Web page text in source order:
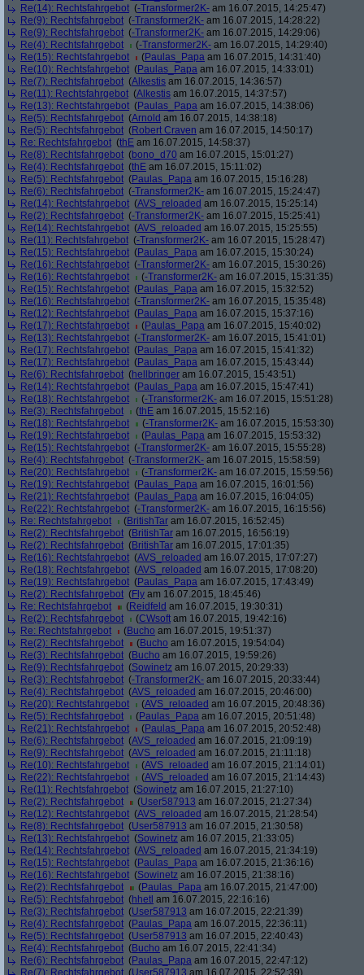
Re(14): Rechtsfahrgebot (-Transformer2K- am 16.07.2015, 14:25:47)
Re(9): Rechtsfahrgebot (-Transformer2K- am 16.07.2015, 14:28:22)
Re(9): Rechtsfahrgebot (-Transformer2K- am 16.07.2015, 14:29:06)
Re(4): Rechtsfahrgebot
(-Transformer2K- am 16.07.2015, 14:29:40)
Re(15): Rechtsfahrgebot
(Paulas_Papa am 16.07.2015, 14:31:40)
Re(10): Rechtsfahrgebot (Paulas_Papa am 16.07.2015, 14:33:01)
Re(7): Rechtsfahrgebot (Alkestis am 16.07.2015, 14:36:57)
Re(11): Rechtsfahrgebot (Alkestis am 16.07.2015, 14:37:57)
Re(13): Rechtsfahrgebot (Paulas_Papa am 16.07.2015, 14:38:06)
Re(5): Rechtsfahrgebot (Arnold am 16.07.2015, 14:38:18)
Re(5): Rechtsfahrgebot (Robert Craven am 16.07.2015, 14:50:17)
Re: Rechtsfahrgebot (thE am 16.07.2015, 14:58:37)
Re(8): Rechtsfahrgebot (bono_d70 am 16.07.2015, 15:01:27)
Re(4): Rechtsfahrgebot (thE am 16.07.2015, 15:11:02)
Re(5): Rechtsfahrgebot (Paulas_Papa am 16.07.2015, 15:16:28)
Re(6): Rechtsfahrgebot (-Transformer2K- am 16.07.2015, 15:24:47)
Re(14): Rechtsfahrgebot (AVS_reloaded am 16.07.2015, 15:25:14)
Re(2): Rechtsfahrgebot (-Transformer2K- am 16.07.2015, 15:25:41)
Re(14): Rechtsfahrgebot (AVS_reloaded am 16.07.2015, 15:25:55)
Re(11): Rechtsfahrgebot (-Transformer2K- am 16.07.2015, 15:28:47)
Re(15): Rechtsfahrgebot (Paulas_Papa am 16.07.2015, 15:30:24)
Re(16): Rechtsfahrgebot (-Transformer2K- am 16.07.2015, 15:30:26)
Re(16): Rechtsfahrgebot
(-Transformer2K- am 16.07.2015, 15:31:35)
Re(15): Rechtsfahrgebot (Paulas_Papa am 16.07.2015, 15:32:52)
Re(16): Rechtsfahrgebot (-Transformer2K- am 16.07.2015, 15:35:48)
Re(12): Rechtsfahrgebot (Paulas_Papa am 16.07.2015, 15:37:16)
Re(17): Rechtsfahrgebot
(Paulas_Papa am 16.07.2015, 15:40:02)
Re(13): Rechtsfahrgebot (-Transformer2K- am 16.07.2015, 15:41:01)
Re(17): Rechtsfahrgebot (Paulas_Papa am 16.07.2015, 15:41:32)
Re(17): Rechtsfahrgebot (Paulas_Papa am 16.07.2015, 15:43:44)
Re(6): Rechtsfahrgebot (hellbringer am 16.07.2015, 15:43:51)
Re(14): Rechtsfahrgebot (Paulas_Papa am 16.07.2015, 15:47:41)
Re(18): Rechtsfahrgebot
(-Transformer2K- am 16.07.2015, 15:51:28)
Re(3): Rechtsfahrgebot
(thE am 16.07.2015, 15:52:16)
Re(18): Rechtsfahrgebot
(-Transformer2K- am 16.07.2015, 15:53:30)
Re(19): Rechtsfahrgebot
(Paulas_Papa am 16.07.2015, 15:53:32)
Re(15): Rechtsfahrgebot (-Transformer2K- am 16.07.2015, 15:55:28)
Re(4): Rechtsfahrgebot (-Transformer2K- am 16.07.2015, 15:58:59)
Re(20): Rechtsfahrgebot
(-Transformer2K- am 16.07.2015, 15:59:56)
Re(19): Rechtsfahrgebot (Paulas_Papa am 16.07.2015, 16:01:56)
Re(21): Rechtsfahrgebot (Paulas_Papa am 16.07.2015, 16:04:05)
Re(22): Rechtsfahrgebot (-Transformer2K- am 16.07.2015, 16:15:56)
Re: Rechtsfahrgebot
(BritishTar am 16.07.2015, 16:52:45)
Re(2): Rechtsfahrgebot (BritishTar am 16.07.2015, 16:56:19)
Re(2): Rechtsfahrgebot (BritishTar am 16.07.2015, 17:01:35)
Re(16): Rechtsfahrgebot (AVS_reloaded am 16.07.2015, 17:07:27)
Re(18): Rechtsfahrgebot (AVS_reloaded am 16.07.2015, 17:08:20)
Re(19): Rechtsfahrgebot (Paulas_Papa am 16.07.2015, 17:43:49)
Re(2): Rechtsfahrgebot (Fly am 16.07.2015, 18:45:46)
Re: Rechtsfahrgebot
(Reidfeld am 16.07.2015, 19:30:31)
Re(2): Rechtsfahrgebot
(CWsoft am 16.07.2015, 19:42:16)
Re: Rechtsfahrgebot
(Bucho am 16.07.2015, 19:51:37)
Re(2): Rechtsfahrgebot
(Bucho am 16.07.2015, 19:54:04)
Re(3): Rechtsfahrgebot (Bucho am 16.07.2015, 19:59:26)
Re(9): Rechtsfahrgebot (Sowinetz am 16.07.2015, 20:29:33)
Re(3): Rechtsfahrgebot (-Transformer2K- am 16.07.2015, 20:33:44)
Re(4): Rechtsfahrgebot (AVS_reloaded am 16.07.2015, 20:46:00)
Re(20): Rechtsfahrgebot
(AVS_reloaded am 16.07.2015, 20:48:36)
Re(5): Rechtsfahrgebot
(Paulas_Papa am 16.07.2015, 20:51:48)
Re(21): Rechtsfahrgebot
(Paulas_Papa am 16.07.2015, 20:52:48)
Re(6): Rechtsfahrgebot (AVS_reloaded am 16.07.2015, 21:09:19)
Re(9): Rechtsfahrgebot (AVS_reloaded am 16.07.2015, 21:11:18)
Re(10): Rechtsfahrgebot
(AVS_reloaded am 16.07.2015, 21:14:01)
Re(22): Rechtsfahrgebot
(AVS_reloaded am 16.07.2015, 21:14:43)
Re(11): Rechtsfahrgebot (Sowinetz am 16.07.2015, 21:27:10)
Re(2): Rechtsfahrgebot
(User587913 am 16.07.2015, 21:27:34)
Re(12): Rechtsfahrgebot (AVS_reloaded am 16.07.2015, 21:28:54)
Re(8): Rechtsfahrgebot (User587913 am 16.07.2015, 21:30:58)
Re(13): Rechtsfahrgebot (Sowinetz am 16.07.2015, 21:33:05)
Re(14): Rechtsfahrgebot (AVS_reloaded am 16.07.2015, 21:34:19)
Re(15): Rechtsfahrgebot (Paulas_Papa am 16.07.2015, 21:36:16)
Re(16): Rechtsfahrgebot (Sowinetz am 16.07.2015, 21:38:16)
Re(2): Rechtsfahrgebot
(Paulas_Papa am 16.07.2015, 21:47:00)
Re(5): Rechtsfahrgebot (hhetl am 16.07.2015, 22:16:16)
Re(3): Rechtsfahrgebot (User587913 am 16.07.2015, 22:21:39)
Re(4): Rechtsfahrgebot (Paulas_Papa am 16.07.2015, 22:36:11)
Re(5): Rechtsfahrgebot (User587913 am 16.07.2015, 22:40:43)
Re(4): Rechtsfahrgebot (Bucho am 16.07.2015, 22:41:34)
Re(6): Rechtsfahrgebot (Paulas_Papa am 16.07.2015, 22:47:12)
Re(7): Rechtsfahrgebot (User587913 am 16.07.2015, 22:52:39)